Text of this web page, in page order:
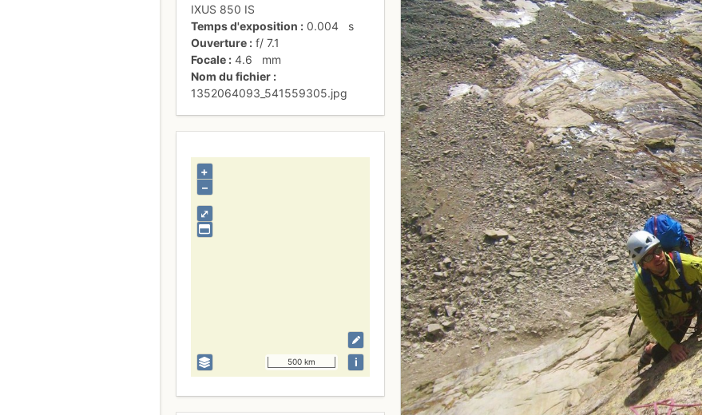
IXUS 850 IS
Temps d'exposition
0.004
s
Ouverture
f/7.1
Focale
4.6
mm
Nom du fichier
1352064093_541559305.jpg
⤢
+
–
500 km i